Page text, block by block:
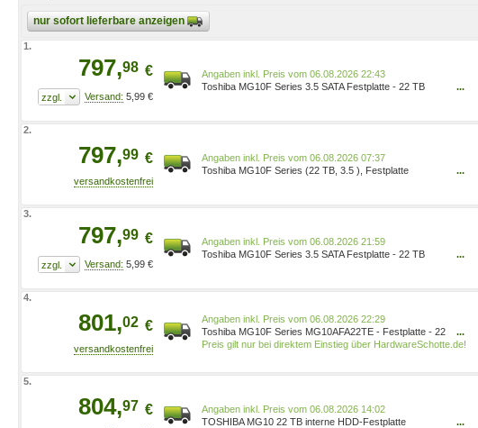
nur sofort lieferbare anzeigen
1.
797,98 €
5,99 €
Preis vom 06.08.2026 22:43
Toshiba MG10F Series 3.5 SATA Festplatte - 22 TB
...
2.
797,99 €
Preis vom 06.08.2026 07:37
Toshiba MG10F Series (22 TB, 3.5 ), Festplatte
bietet fo
...
3.
797,99 €
5,99 €
Preis vom 06.08.2026 21:59
Toshiba MG10F Series 3.5 SATA Festplatte - 22 TB
...
4.
801,02 €
Preis vom 06.08.2026 22:29
Toshiba MG10F Series MG10AFA22TE - Festplatte - 22
TB - intern - 3.5 (8.9 cm) - 7200 rpm - Puffer: 512 MB
...
Preis gilt nur bei direktem Einstieg über HardwareSchotte.de!
5.
804,97 €
Preis vom 06.08.2026 14:02
TOSHIBA MG10 22 TB interne HDD-Festplatte
...